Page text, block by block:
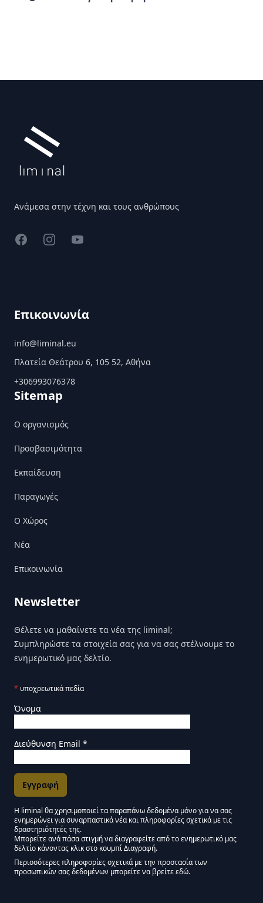
Ανάμεσα στην τέχνη και τους ανθρώπους
FacebookInstagramYouTube
Επικοινωνία
info@liminal.eu
Πλατεία Θεάτρου 6, 105 52, Αθήνα
+306993076378
Sitemap
Ο οργανισμός
Προσβασιμότητα
Εκπαίδευση
Παραγωγές
Ο Χώρος
Nέα
Επικοινωνία
Newsletter
Θέλετε να μαθαίνετε τα νέα της liminal;
Συμπληρώστε τα στοιχεία σας για να σας στέλνουμε το
ενημερωτικό μας δελτίο.
* υποχρεωτικά πεδία
Όνομα
Διεύθυνση Email *
Εγκρίσεις Μάρκετινγκ
Η liminal θα χρησιμοποιεί τα παραπάνω δεδομένα μόνο για να σας
ενημερώνει για συναρπαστικά νέα και πληροφορίες σχετικά με τις
δραστηριότητές της.
Μείνετε συντονισμένοι - Ενημερωτικό δελτίο
Μπορείτε ανά πάσα στιγμή να διαγραφείτε από το ενημερωτικό μας
δελτίο κάνοντας κλικ στο κουμπί Διαγραφή.
Περισσότερες πληροφορίες σχετικά με την προστασία των
προσωπικών σας δεδομένων μπορείτε να βρείτε εδώ.